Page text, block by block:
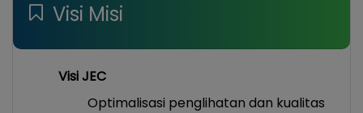
Visi Misi
Visi JEC
Optimalisasi penglihatan dan kualitas